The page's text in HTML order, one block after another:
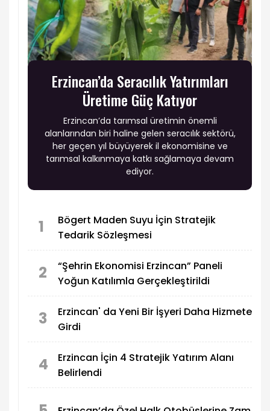
Erzincan’da Seracılık Yatırımları
Üretime Güç Katıyor
Erzincan’da tarımsal üretimin önemli
alanlarından biri haline gelen seracılık sektörü,
her geçen yıl büyüyerek il ekonomisine ve
tarımsal kalkınmaya katkı sağlamaya devam
ediyor.
1
Bögert Maden Suyu İçin Stratejik
Tedarik Sözleşmesi
2
“Şehrin Ekonomisi Erzincan” Paneli
Yoğun Katılımla Gerçekleştirildi
3
Erzincan' da Yeni Bir İşyeri Daha Hizmete
Girdi
4
Erzincan İçin 4 Stratejik Yatırım Alanı
Belirlendi